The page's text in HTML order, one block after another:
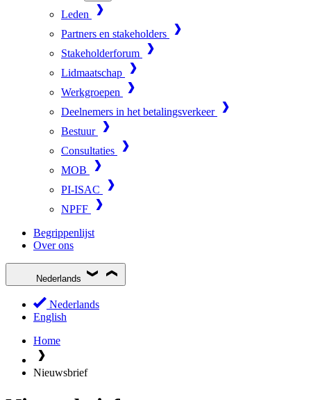
Leden
Partners en stakeholders
Stakeholderforum
Lidmaatschap
Werkgroepen
Deelnemers in het betalingsverkeer
Bestuur
Consultaties
MOB
PI-ISAC
NPFF
Begrippenlijst
Over ons
Nederlands
Nederlands
English
Home
Nieuwsbrief